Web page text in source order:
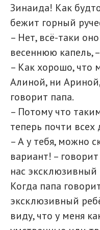
Зинаида! Как
бежит горный
– Нет, всё-таки
весеннюю капель,
– Как хорошо, что
Алиной, ни
говорит папа.
– Потому что
теперь почти
– А у тебя, можно
вариант! –
нас эксклюзивный
Когда папа
эксклюзивный
виду, что у меня